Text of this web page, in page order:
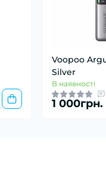
Voopoo
Silver
В наявності
1 000грн.